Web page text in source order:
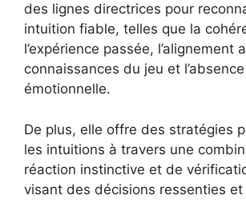
des lignes directrices pour
intuition fiable, telles que la
l’expérience passée, l’alignement
connaissances du jeu et
émotionnelle.
De plus, elle offre des stratégies
les intuitions à travers une
réaction instinctive et de
visant des décisions ressenties et